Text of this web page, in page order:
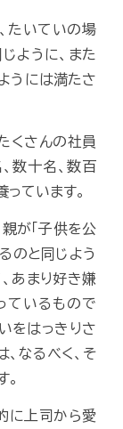
たいていの場
ように、また
うには満たさ
くさんの社員
数十名、数百
ています。
が「子供を公
のと同じよう
あまり好き嫌
ているもので
をはっきりさ
なるべく、そ
に上司から愛